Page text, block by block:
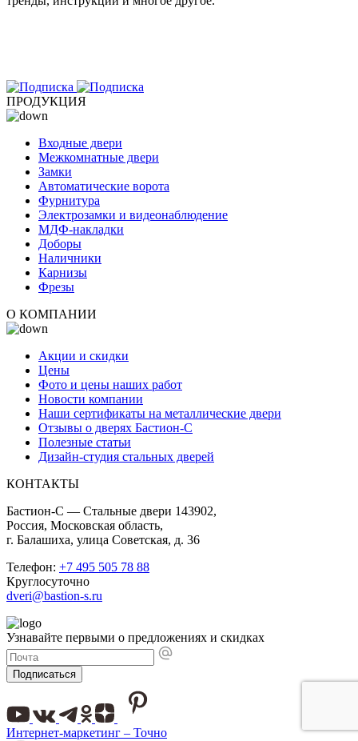
ПРОДУКЦИЯ
Входные двери
Межкомнатные двери
Замки
Автоматические ворота
Фурнитура
Электрозамки и видеонаблюдение
МДФ-накладки
Доборы
Наличники
Карнизы
Фрезы
О КОМПАНИИ
Акции и скидки
Цены
Фото и цены наших работ
Новости компании
Наши сертификаты на металлические двери
Отзывы о дверях Бастион-С
Полезные статьи
Дизайн-студия стальных дверей
КОНТАКТЫ
Бастион-С — Стальные двери 143902,
Россия, Московская область,
г. Балашиха, улица Советская, д. 36
Телефон: +7 495 505 78 88
Круглосуточно
dveri@bastion-s.ru
Узнавайте первыми о предложениях и скидках
Подписаться
Интернет-маркетинг – Точно